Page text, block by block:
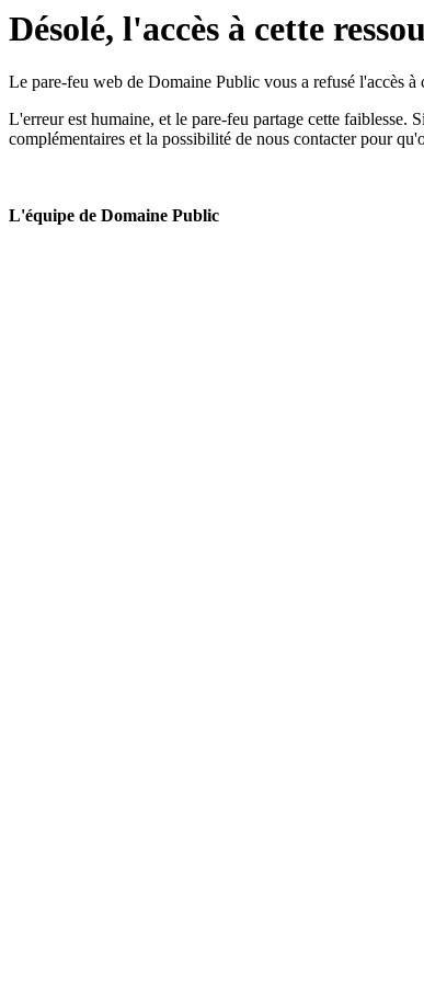
Désolé, l'accès à cette
Le pare-feu web de Domaine Public vous a refusé l'accès à
L'erreur est humaine, et le pare-feu partage cette faiblesse.
complémentaires et la possibilité de nous contacter pour
L'équipe de Domaine Public